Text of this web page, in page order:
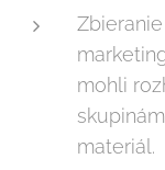
mohli
materiál.